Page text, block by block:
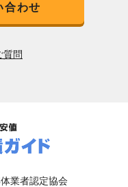
合わせ
質問
業者認定協会